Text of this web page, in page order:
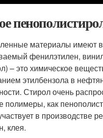
материалы имеют
фенилэтилен,
– это химическое
этилбензола в
Стирол очень
полимеры, как
в производстве
клея.